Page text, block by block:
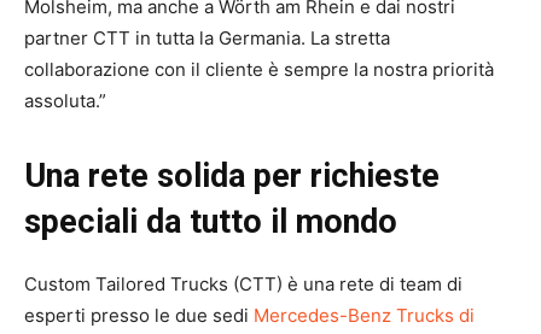
Molsheim, ma anche a Wörth am Rhein e dai nostri
partner CTT in tutta la Germania. La stretta
collaborazione con il cliente è sempre la nostra priorità
assoluta.”
Una rete solida per richieste
speciali da tutto il mondo
Custom Tailored Trucks (CTT) è una rete di team di
esperti presso le due sedi Mercedes-Benz Trucks di